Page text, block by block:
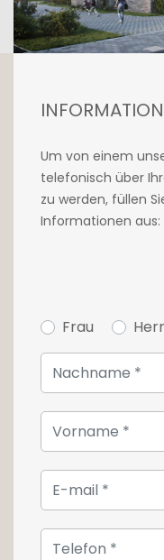
Um von einem
telefonisch über
zu werden, füllen
Informationen aus:
Frau Herr